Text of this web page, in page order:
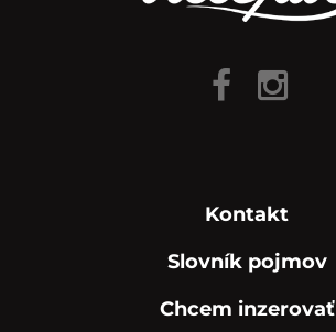
Kontakt
Slovník pojmov
Chcem inzerovať